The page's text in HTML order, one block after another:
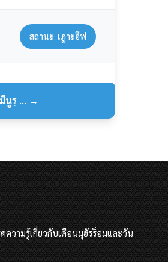
สถานะ: เฎาะอีฟ
นูรฺ ... →
ดความรู้เกี่ยวกับเดือนมุฮัรร็อมและวัน